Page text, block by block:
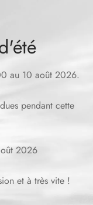
au 10 août 2026.
pendant cette
2026
et à très vite !